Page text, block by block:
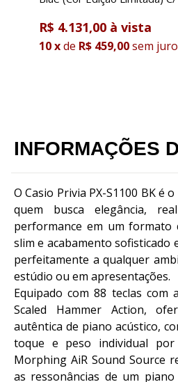
R$ 4.131,00
10xde R$ 459,00sem
INFORMAÇÕES
O Casio Privia PX-S1100 BK é
quem busca elegância,
performance em um formato
slim e acabamento sofisticado
perfeitamente a qualquer
estúdio ou em apresentações.
Equipado com 88 teclas com
Scaled Hammer Action,
autêntica de piano acústico,
toque e peso individual por
Morphing AiR Sound Source
as ressonâncias de um